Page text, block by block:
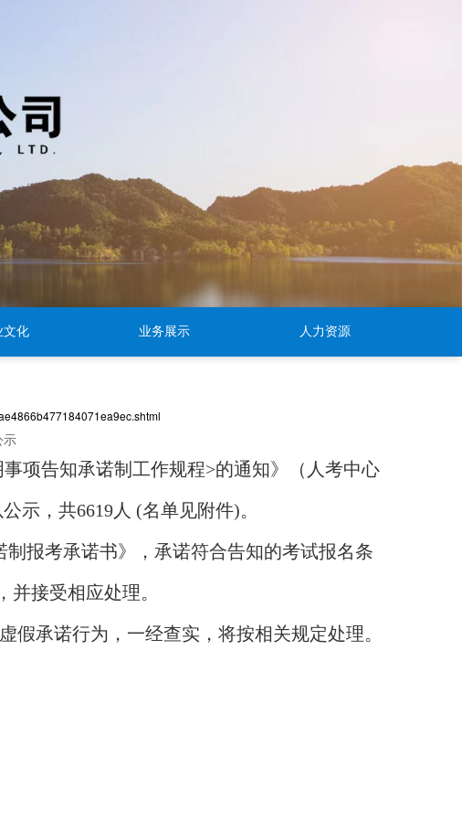
文化 业务展示 人力资源
示
项告知承诺制工作规程>的通知》（人考中心
示，共6619人 (名单见附件)。
报考承诺书》，承诺符合告知的考试报名条
接受相应处理。
承诺行为，一经查实，将按相关规定处理。